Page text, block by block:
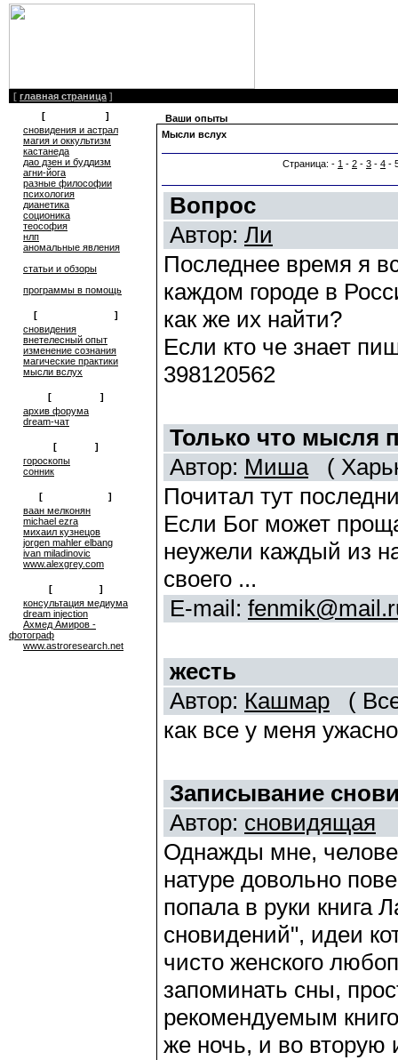
[ главная страница ]
[
]
сновидения и астрал
магия и оккультизм
кастанеда
дао дзен и буддизм
агни-йога
разные философии
психология
дианетика
соционика
теософия
нлп
аномальные явления
статьи и обзоры
программы в помощь
[
]
cновидения
внетелесный опыт
изменение сознания
магические практики
мысли вслух
[
]
архив форума
dream-чат
[
]
гороскопы
сонник
[
]
ваан мелконян
michael ezra
михаил кузнецов
jorgen mahler elbang
ivan miladinovic
www.alexgrey.com
[
]
консультация медиума
dream injection
Ахмед Амиров -
фотограф
www.astroresearch.net
Ваши опыты
Мысли вслух
Страница: - 1 - 2 - 3 - 4 -
Вопрос
Автор: Ли
Последнее время я
каждом городе в
как же их найти?
Если кто че знает
398120562
Только что мысля
Автор: Миша(
Почитал тут
Если Бог может
неужели каждый из
своего ...
E-mail:
жесть
Автор: Кашмар (
как все у меня
Записывание
Автор: сновидящая
Однажды мне,
натуре довольно
попала в руки книга
сновидений", идеи
чисто женского
запоминать сны,
рекомендуемым
же ночь, и во вторую